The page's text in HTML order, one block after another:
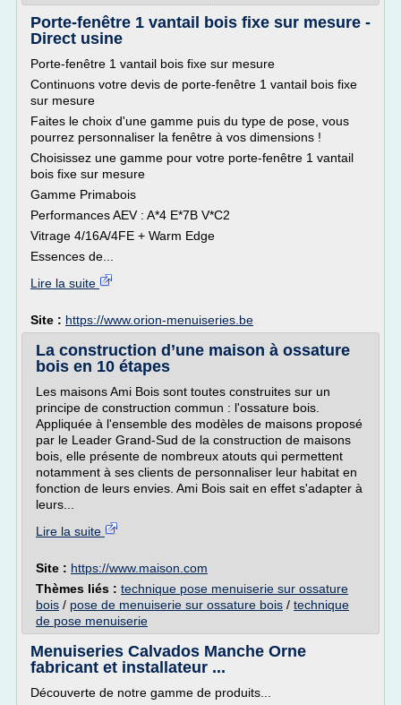
Porte-fenêtre 1 vantail bois fixe sur mesure -
Direct usine
Porte-fenêtre 1 vantail bois fixe sur mesure
Continuons votre devis de porte-fenêtre 1 vantail bois fixe
sur mesure
Faites le choix d'une gamme puis du type de pose, vous
pourrez personnaliser la fenêtre à vos dimensions !
Choisissez une gamme pour votre porte-fenêtre 1 vantail
bois fixe sur mesure
Gamme Primabois
Performances AEV : A*4 E*7B V*C2
Vitrage 4/16A/4FE + Warm Edge
Essences de...
Lire la suite
Site : https://www.orion-menuiseries.be
La construction d’une maison à ossature
bois en 10 étapes
Les maisons Ami Bois sont toutes construites sur un
principe de construction commun : l'ossature bois.
Appliquée à l'ensemble des modèles de maisons proposé
par le Leader Grand-Sud de la construction de maisons
bois, elle présente de nombreux atouts qui permettent
notamment à ses clients de personnaliser leur habitat en
fonction de leurs envies. Ami Bois sait en effet s'adapter à
leurs...
Lire la suite
Site : https://www.maison.com
Thèmes liés : technique pose menuiserie sur ossature
bois / pose de menuiserie sur ossature bois / technique
de pose menuiserie
Menuiseries Calvados Manche Orne
fabricant et installateur ...
Découverte de notre gamme de produits...